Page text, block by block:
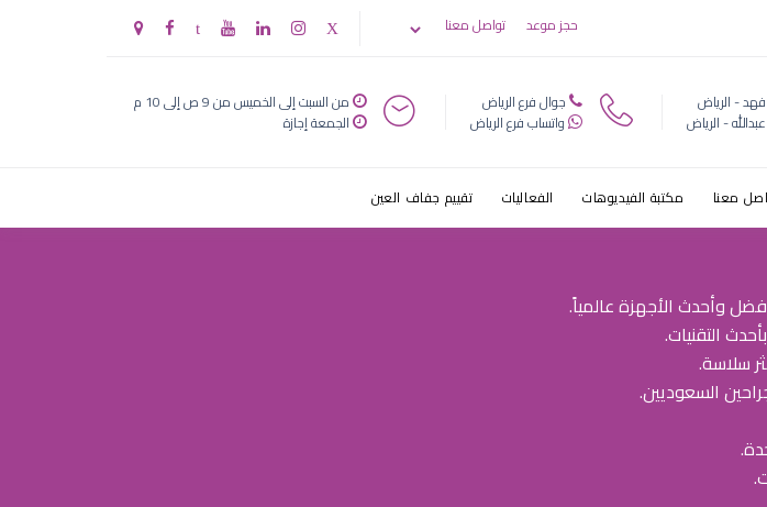
حجز موعد تواصل معنا
جوال فرع الرياض
واتساب فرع الرياض
من السبت إلى الخميس من 9 ص إلى 10 م
الجمعة إجازة
معنا مكتبة الفيديوهات الفعاليات تقييم جفاف العين
وأحدث الأجهزة عالمياً.
التقنيات.
سلاسة.
السعوديين.